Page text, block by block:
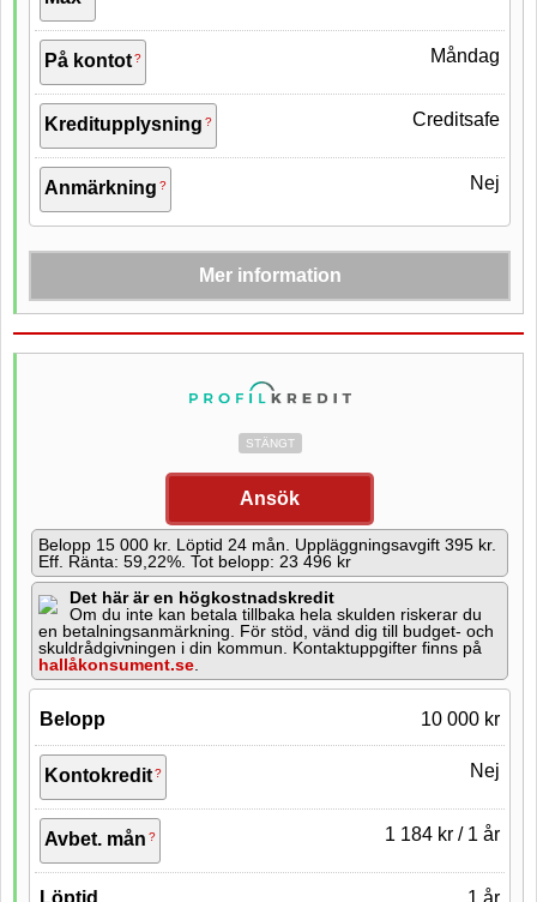
Åldergräns
På kontot Måndag
Kreditupplysning Creditsafe
Anmärkning Nej
Mer information
Förmedlare
Räntefritt
Förlänga lån 1 månad
E-leg
Inkomstkrav 8 000 kr lån 120 000 kr
STÄNGT
Ansök
Belopp 15 000 kr. Löptid 24 mån. Uppläggningsavgift 395 kr.
Eff. Ränta: 59,22%. Tot belopp: 23 496 kr
Det här är en högkostnadskredit
Om du inte kan betala tillbaka hela skulden riskerar du
en betalningsanmärkning. För stöd, vänd dig till budget- och
skuldrådgivningen i din kommun. Kontaktuppgifter finns på
hallåkonsument.se
Belopp 10 000 kr
Kontokredit Nej
Avbet. mån 1 184 kr / 1 år
Löptid 1 år